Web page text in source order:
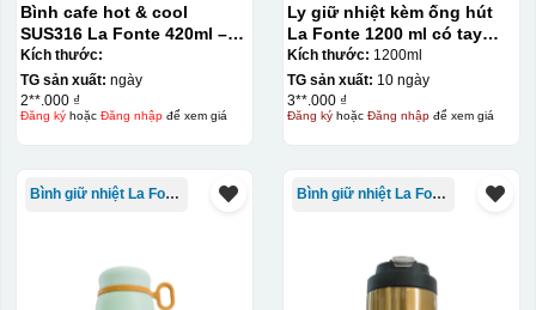
Bình cafe hot & cool
SUS316 La Fonte 420ml –
012775
Kích thước:
TG sản xuất: ngày
2**.000 ₫
Đăng kýhoặc Đăng nhậpđể xem giá
Ly giữ nhiệt kèm ống hút
La Fonte 1200 ml có tay
cầm – 012317
Kích thước: 1200ml
TG sản xuất: 10 ngày
3**.000 ₫
Đăng kýhoặc Đăng nhậpđể xem giá
Bình giữ nhiệt La Fonte Bình giữ nhiệt La Fonte